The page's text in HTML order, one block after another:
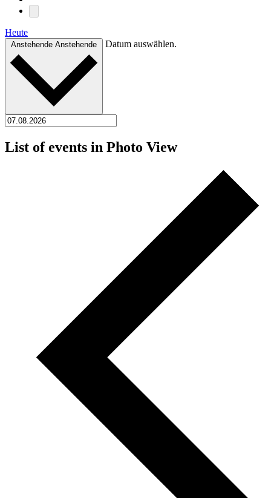
Heute
Anstehende Anstehende Datum auswählen.
List of events in Photo View